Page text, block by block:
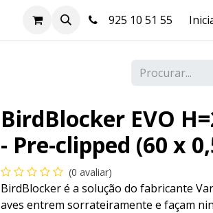
Blog Contacte-nos925 10 51 55
BirdBlocker EVO
- Pre-clipped (60 x
(0 avaliar)
BirdBlocker é a solução do fabricante
aves entrem sorrateiramente e façam